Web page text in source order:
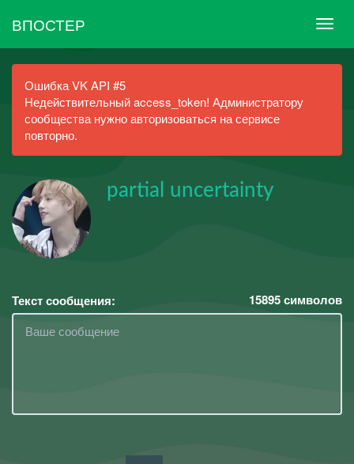
ВПОСТЕР
Ошибка VK API #5
Недействительный access_token! Администратору
сообщества нужно авторизоваться на сервисе
повторно.
partial uncertainty
Текст сообщения: 15895символов